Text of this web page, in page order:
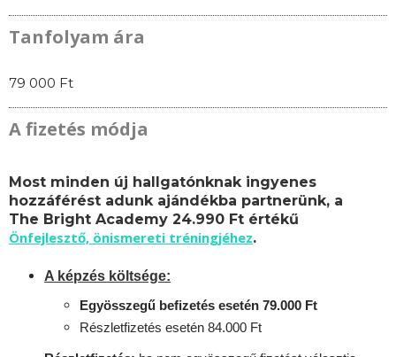
Tanfolyam ára
79 000 Ft
A fizetés módja
Most minden új hallgatónknak ingyenes
hozzáférést adunk ajándékba partnerünk, a
The Bright Academy 24.990 Ft értékű
Önfejlesztő, önismereti tréningjéhez.
A képzés költsége:
Egyösszegű befizetés esetén 79.000 Ft
Részletfizetés esetén 84.000 Ft